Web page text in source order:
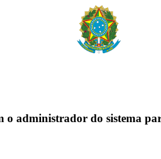
o administrador do sistema